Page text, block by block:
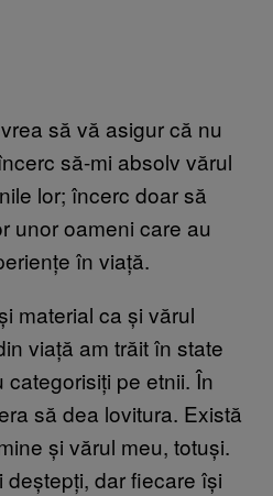
să vă asigur că nu
să-mi absolv vărul
lor; încerc doar să
unor oameni care au
în viață.
material ca și vărul
viață am trăit în state
pe etnii. În
să dea lovitura. Există
și vărul meu, totuși.
dar fiecare își